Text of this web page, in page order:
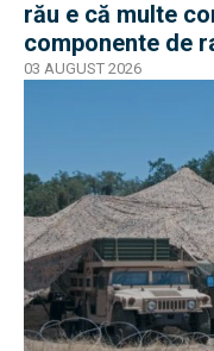
rău e că multe
componente de
sancțiuni în
03 AUGUST 2026